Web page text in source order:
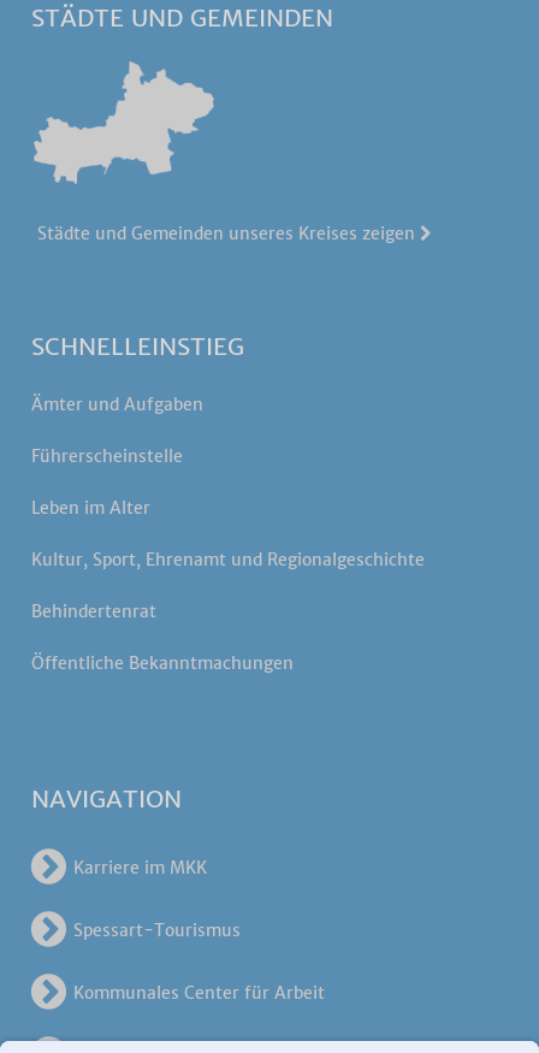
STÄDTE UND GEMEINDEN
Städte und Gemeinden unseres Kreises zeigen
SCHNELLEINSTIEG
Ämter und Aufgaben
Führerscheinstelle
Leben im Alter
Kultur, Sport, Ehrenamt und Regionalgeschichte
Behindertenrat
Öffentliche Bekanntmachungen
NAVIGATION
Karriere im MKK
Spessart-Tourismus
Kommunales Center für Arbeit